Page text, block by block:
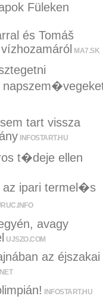
Füleken
és Tomáš
MA7.SK
tart vissza
INFOSTART.HU
t�deje ellen
az ipari termel�s
avagy
UJSZO.COM
az éjszakai
INFOSTART.HU